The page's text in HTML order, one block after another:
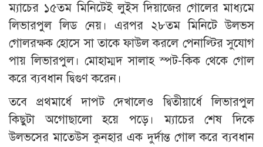
ম্যাচের ১৫তম মিনিটেই লুইস দিয়াজের গোলের মাধ্যমে
লিভারপুল লিড নেয়। এরপর ২৮তম মিনিটে উলভস
গোলরক্ষক হোসে সা তাকে ফাউল করলে পেনাল্টির সুযোগ
পায় লিভারপুল। মোহাম্মদ সালাহ স্পট-কিক থেকে গোল
করে ব্যবধান দ্বিগুণ করেন।
তবে প্রথমার্ধে দাপট দেখালেও দ্বিতীয়ার্ধে লিভারপুল
কিছুটা অগোছালো হয়ে পড়ে। ম্যাচের শেষ দিকে
উলভসের মাতেউস কুনহার এক দুর্দান্ত গোল করে ব্যবধান